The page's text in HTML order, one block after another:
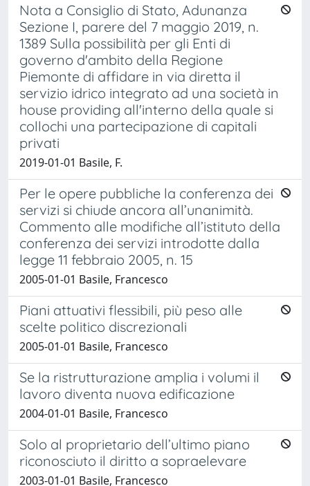
Nota a Consiglio di Stato, Adunanza
Sezione I, parere del 7 maggio 2019, n.
1389 Sulla possibilità per gli Enti di
governo d'ambito della Regione
Piemonte di affidare in via diretta il
servizio idrico integrato ad una società in
house providing all'interno della quale si
collochi una partecipazione di capitali
privati
2019-01-01 Basile, F.
Per le opere pubbliche la conferenza dei
servizi si chiude ancora all’unanimità.
Commento alle modifiche all’istituto della
conferenza dei servizi introdotte dalla
legge 11 febbraio 2005, n. 15
2005-01-01 Basile, Francesco
Piani attuativi flessibili, più peso alle
scelte politico discrezionali
2005-01-01 Basile, Francesco
Se la ristrutturazione amplia i volumi il
lavoro diventa nuova edificazione
2004-01-01 Basile, Francesco
Solo al proprietario dell’ultimo piano
riconosciuto il diritto a sopraelevare
2003-01-01 Basile, Francesco